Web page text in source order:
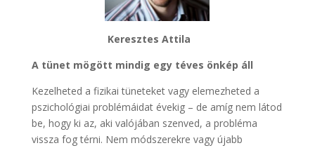
Keresztes Attila
A tünet mögött mindig egy téves önkép áll
Kezelheted a fizikai tüneteket vagy elemezheted a
pszichológiai problémáidat évekig – de amíg nem látod
be, hogy ki az, aki valójában szenved, a probléma
vissza fog térni. Nem módszerekre vagy újabb